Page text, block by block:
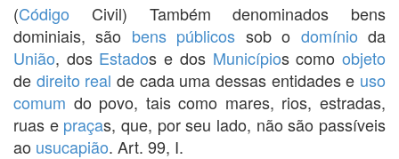
(Código Civil) Também denominados bens
dominiais, são bens públicos sob o domínio da
União, dos Estados e dos Municípios comoobjeto
de direito real de cada uma dessas entidades e uso
comum do povo, tais como mares, rios, estradas,
ruas e praças, que, por seu lado, não são passíveis
ao usucapião. Art. 99, I.